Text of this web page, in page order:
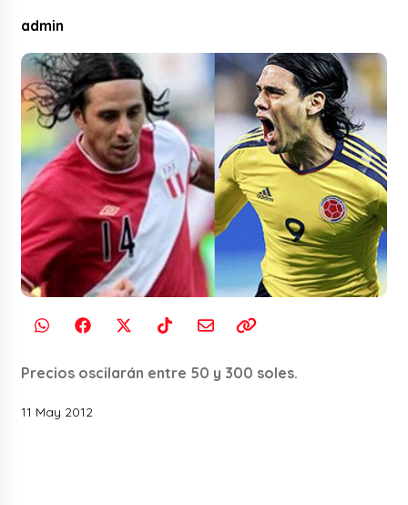
admin
Precios oscilarán entre 50 y 300 soles.
11 May 2012